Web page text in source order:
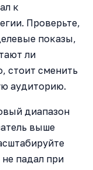
к
Проверьте,
показы,
ли
стоит сменить
аудиторию.
диапазон
выше
падал при